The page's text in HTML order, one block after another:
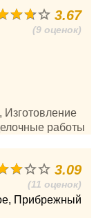
3.67
(9 оценок)
Изготовление
работы
3.09
(11 оценок)
Прибрежный